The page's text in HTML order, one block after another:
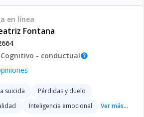
en línea
Fontana
Cognitivo - conductualhelp
suicida
Pérdidas y duelo
Inteligencia emocional Ver más...